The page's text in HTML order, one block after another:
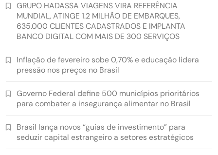
GRUPO HADASSA VIAGENS VIRA REFERÊNCIA
MUNDIAL, ATINGE 1.2 MILHÃO DE EMBARQUES,
635.000 CLIENTES CADASTRADOS E IMPLANTA
BANCO DIGITAL COM MAIS DE 300 SERVIÇOS
Inflação de fevereiro sobe 0,70% e educação lidera
pressão nos preços no Brasil
Governo Federal define 500 municípios prioritários
para combater a insegurança alimentar no Brasil
Brasil lança novos “guias de investimento” para
seduzir capital estrangeiro a setores estratégicos